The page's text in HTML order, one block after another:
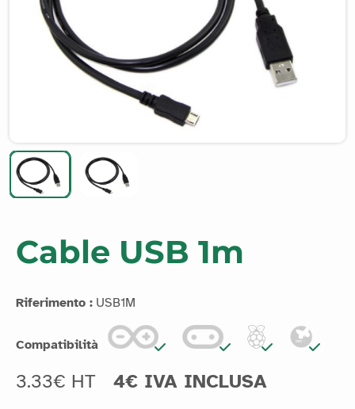
Cable USB 1m
Riferimento : USB1M
Compatibilità
3.33€ HT 4€ IVA INCLUSA